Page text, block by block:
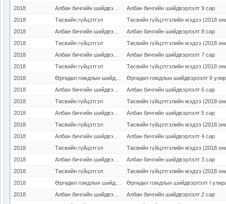
2018
Албан бичгийн шийдвэрлэлт 9 сар
2018
Төсвийн гүйцэтгэл
Төсвийн гүйцэтгэлийн мэдээ (2018
2018
Албан бичгийн шийдвэрлэлт 8 сар
2018
Төсвийн гүйцэтгэл
Төсвийн гүйцэтгэлийн мэдээ (2018
2018
Албан бичгийн шийдвэрлэлт 7 сар
2018
Төсвийн гүйцэтгэл
Төсвийн гүйцэтгэлийн мэдээ (2018
2018
Өргөдөл гомдлын шийдвэрлэлт II
2018
Албан бичгийн шийдвэрлэлт 6 сар
2018
Төсвийн гүйцэтгэл
Төсвийн гүйцэтгэлийн мэдээ (2018
2018
Албан бичгийн шийдвэрлэлт 5 сар
2018
Төсвийн гүйцэтгэл
Төсвийн гүйцэтгэлийн мэдээ (2018
2018
Албан бичгийн шийдвэрлэлт 4 сар
2018
Төсвийн гүйцэтгэл
Төсвийн гүйцэтгэлийн мэдээ (2018
2018
Албан бичгийн шийдвэрлэлт 3 сар
2018
Төсвийн гүйцэтгэл
Төсвийн гүйцэтгэлийн мэдээ (2018
2018
Өргөдөл гомдлын шийдвэрлэлт I
2018
Албан бичгийн шийдвэрлэлт 2 сар